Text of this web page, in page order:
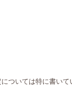
ついては特に書いて